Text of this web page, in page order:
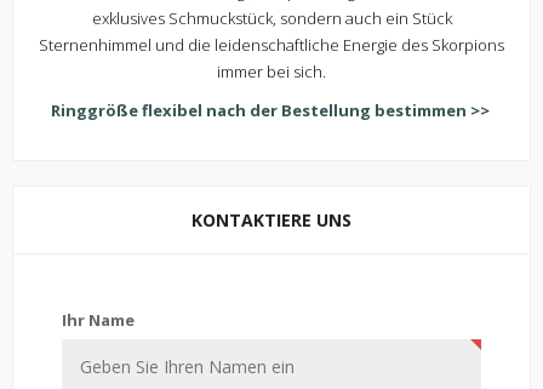
exklusives Schmuckstück, sondern auch ein Stück
Sternenhimmel und die leidenschaftliche Energie des Skorpions
immer bei sich.
Ringgröße flexibel nach der Bestellung bestimmen >>
KONTAKTIERE UNS
Ihr Name